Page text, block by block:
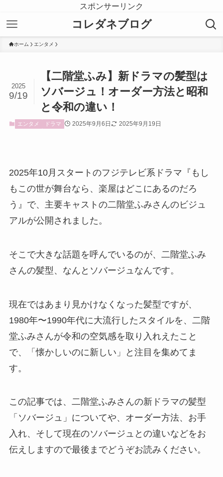
スポンサーリンク
コレダネブログ
ホーム エンタメ
【二階堂ふみ】新ドラマの髪型は
ソバージュ！オーダー方法と昭和
と令和の違い！
2025
9/19
エンタメ ドラマ 2025年9月6日 2025年9月19日
2025年10月スタートのフジテレビ系ドラマ『もし
もこの世が舞台なら、楽屋はどこにあるのだろ
う』で、主要キャストの二階堂ふみさんのビジュ
アルが公開されました。
そこで大きな話題を呼んでいるのが、二階堂ふみ
さんの髪型、なんとソバージュなんです。
現在ではあまり見かけなくなった髪型ですが、
1980年〜1990年代に大流行したスタイルを、二階
堂ふみさんが令和の空気感を取り入れえたこと
で、「懐かしいのに新しい」と注目を集めてま
す。
この記事では、二階堂ふみさんの新ドラマの髪型
「ソバージュ」についてや、オーダー方法、お手
入れ、そして現在のソバージュとの違いなどをお
伝えしますので最後までどうぞお読みください。